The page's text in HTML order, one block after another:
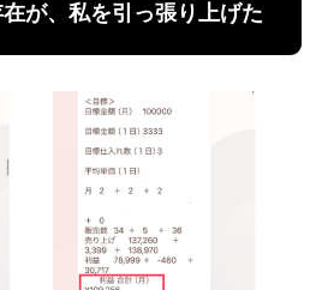
が、私を引っ張り上げた